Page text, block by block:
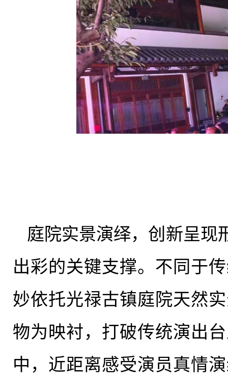
庭院实景演绎，创新呈现
出彩的关键支撑。不同于
妙依托光禄古镇庭院天然
物为映衬，打破传统演出
中，近距离感受演员真情